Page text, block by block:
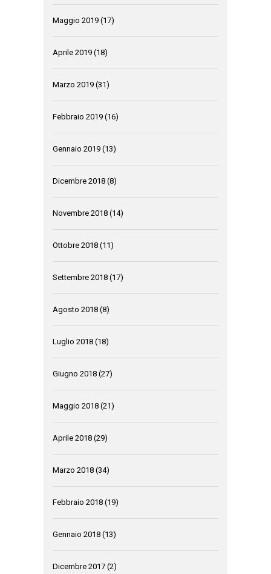
Maggio 2019 (17)
Aprile 2019 (18)
Marzo 2019 (31)
Febbraio 2019 (16)
Gennaio 2019 (13)
Dicembre 2018 (8)
Novembre 2018 (14)
Ottobre 2018 (11)
Settembre 2018 (17)
Agosto 2018 (8)
Luglio 2018 (18)
Giugno 2018 (27)
Maggio 2018 (21)
Aprile 2018 (29)
Marzo 2018 (34)
Febbraio 2018 (19)
Gennaio 2018 (13)
Dicembre 2017 (2)